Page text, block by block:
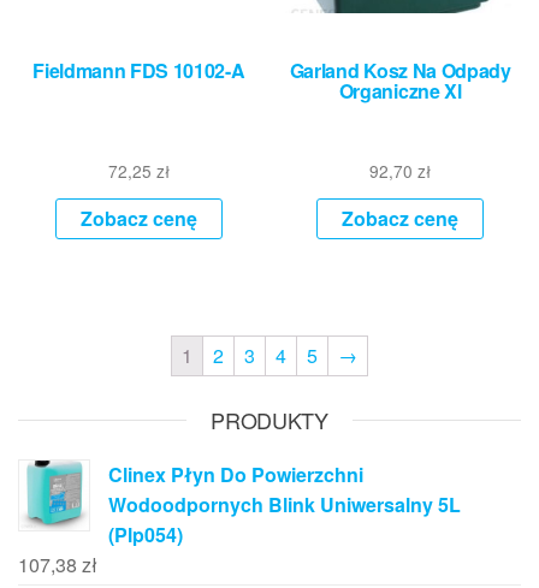
Fieldmann FDS 10102-A
72,25 zł
Zobacz cenę
Garland Kosz Na Odpady
Organiczne Xl
92,70zł
Zobacz cenę
1 2 3 4 5 →
PRODUKTY
Clinex Płyn Do Powierzchni
Wodoodpornych Blink Uniwersalny 5L
(Plp054)
107,38 zł